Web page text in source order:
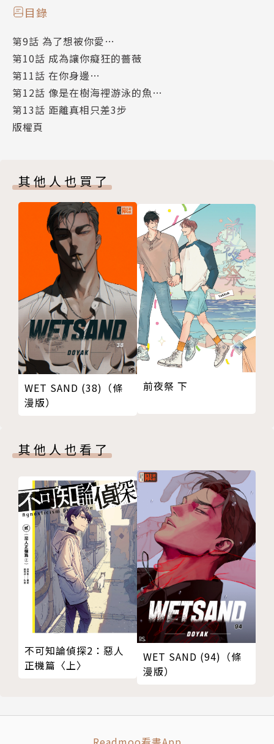
種村有菜(Arina Tanemura)
1996年以短篇「第二次的戀情」出道，並於1998年開
始連載成名代表作《神風怪盜貞德》，不久之後連載長
篇《尋找滿月》，更引起讀者們的廣大迴響，在日本或
是台灣都有相當多的支持者！而這兩部作品也因大受歡
迎皆陸續改編成動畫。
姬華傳》，人氣持續居高不下。
另外還有《有菜の種－種村有菜漫畫隨筆集－》、《風
男塾物語》、《絕對覺醒天使》等作品。
目錄
第9話 為了想被你愛…
第10話 成為讓你癡狂的薔薇
第11話 在你身邊…
第12話 像是在樹海裡游泳的魚…
第13話 距離真相只差3步
版權頁
其他人也買了
WET SAND (38)（條
漫版）
前夜祭 下
其他人也看了
不可知論偵探2：惡人
正機篇〈上〉
WET SAND (94)（條
漫版）